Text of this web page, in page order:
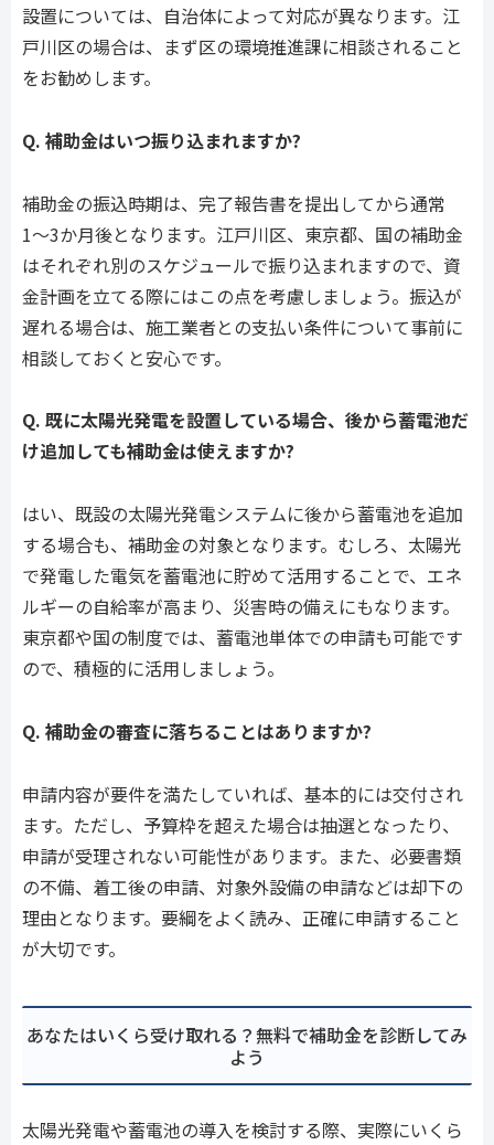
設置については、自治体によって対応が異なります。江
戸川区の場合は、まず区の環境推進課に相談されること
をお勧めします。
Q. 補助金はいつ振り込まれますか?
補助金の振込時期は、完了報告書を提出してから通常
1〜3か月後となります。江戸川区、東京都、国の補助金
はそれぞれ別のスケジュールで振り込まれますので、資
金計画を立てる際にはこの点を考慮しましょう。振込が
遅れる場合は、施工業者との支払い条件について事前に
相談しておくと安心です。
Q. 既に太陽光発電を設置している場合、後から蓄電池だ
け追加しても補助金は使えますか?
はい、既設の太陽光発電システムに後から蓄電池を追加
する場合も、補助金の対象となります。むしろ、太陽光
で発電した電気を蓄電池に貯めて活用することで、エネ
ルギーの自給率が高まり、災害時の備えにもなります。
東京都や国の制度では、蓄電池単体での申請も可能です
ので、積極的に活用しましょう。
Q. 補助金の審査に落ちることはありますか?
申請内容が要件を満たしていれば、基本的には交付され
ます。ただし、予算枠を超えた場合は抽選となったり、
申請が受理されない可能性があります。また、必要書類
の不備、着工後の申請、対象外設備の申請などは却下の
理由となります。要綱をよく読み、正確に申請すること
が大切です。
あなたはいくら受け取れる？無料で補助金を診断してみ
よう
太陽光発電や蓄電池の導入を検討する際、実際にいくら